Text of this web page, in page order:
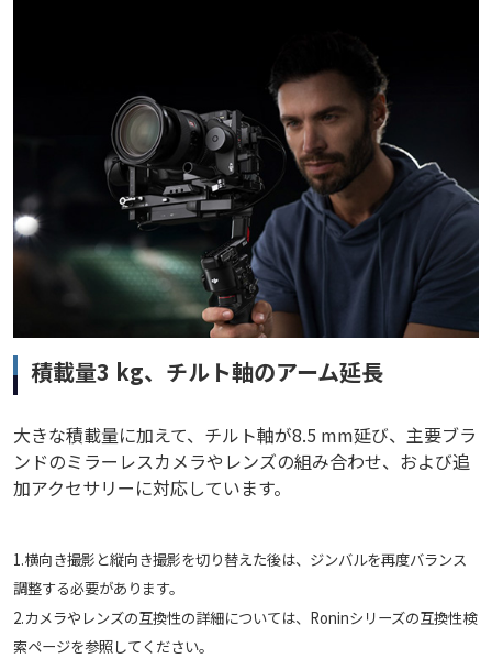
積載量3 kg、チルト軸のアーム延長
大きな積載量に加えて、チルト軸が8.5 mm延び、主要ブラ
ンドのミラーレスカメラやレンズの組み合わせ、および追
加アクセサリーに対応しています。
1.横向き撮影と縦向き撮影を切り替えた後は、ジンバルを再度バランス
調整する必要があります。
2.カメラやレンズの互換性の詳細については、Roninシリーズの互換性検
索ページを参照してください。